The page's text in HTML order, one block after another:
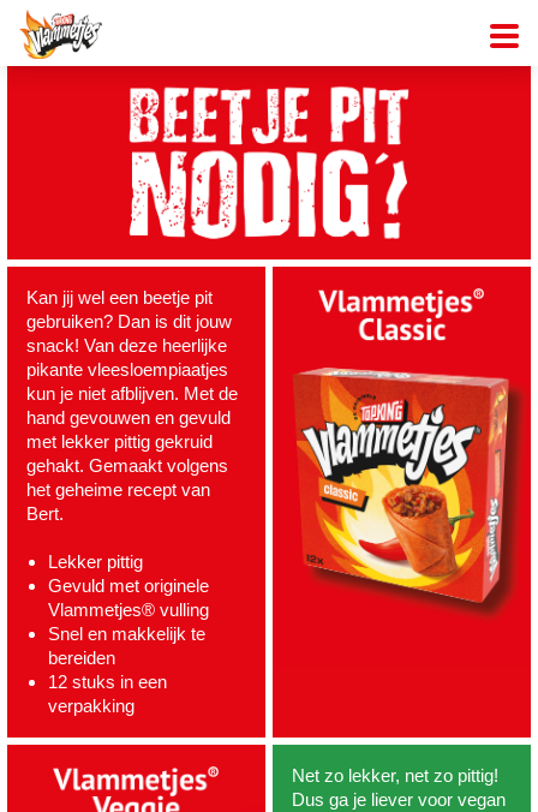
Kan jij wel een beetje pit
gebruiken? Dan is dit jouw
snack! Van deze heerlijke
pikante vleesloempiaatjes
kun je niet afblijven. Met de
hand gevouwen en gevuld
met lekker pittig gekruid
gehakt. Gemaakt volgens
het geheime recept van
Bert.
Lekker pittig
Gevuld met originele
Vlammetjes® vulling
Snel en makkelijk te
bereiden
12 stuks in een
verpakking
Net zo lekker, net zo pittig!
Dus ga je liever voor vegan